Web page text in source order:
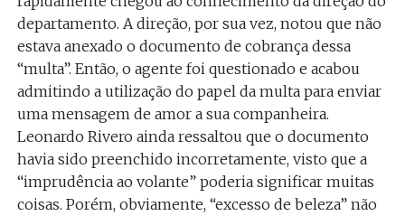
departamento. A direção, por sua vez, notou que não
estava anexado o documento de cobrança dessa
“multa”. Então, o agente foi questionado e acabou
admitindo a utilização do papel da multa para enviar
uma mensagem de amor a sua companheira.
Leonardo Rivero ainda ressaltou que o documento
havia sido preenchido incorretamente, visto que a
“imprudência ao volante” poderia significar muitas
coisas. Porém, obviamente, “excesso de beleza” não